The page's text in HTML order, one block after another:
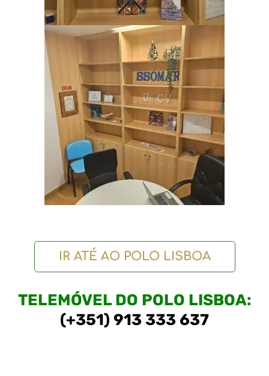
IR ATÉ AO POLO LISBOA
TELEMÓVEL DO POLO LISBOA:
(+351) 913 333 637